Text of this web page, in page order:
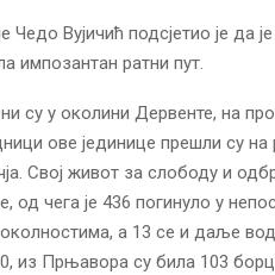
Вујичић подсјетио је да
импозантан ратни пут.
су у околини Дервенте, на
ове јединице прешли су на
Свој живот за слободу и
чега је 436 погинуло у
а 13 се и даље
из Прњавора су била 103